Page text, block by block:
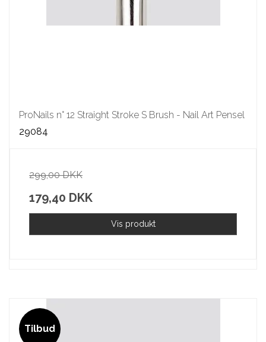
ProNails n° 12 Straight Stroke S Brush - Nail Art Pensel
29084
299,00 DKK
179,40 DKK
Vis produkt
Tilbud